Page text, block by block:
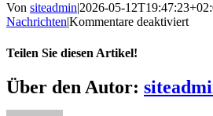
Von siteadmin|2026-05-
Nachrichten|Kommentare deaktiviertfür
EU-
Teilen Sie diesen Artikel!
Facebook
X
Bluesky
Reddit
LinkedIn
WhatsApp
Telegram
Tumblr
Pinterest
Xing
E-
Mail
Über den Autor: